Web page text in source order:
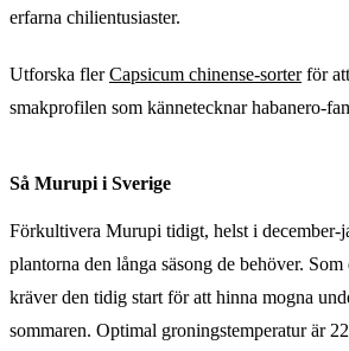
erfarna chilientusiaster.
Utforska flerCapsicum chinense-sorterför
smakprofilen som kännetecknar habanero-
Så Murupi i Sverige
Förkultivera Murupi tidigt, helst i december-
plantorna den långa säsong de behöver.
kräver den tidig start för att hinna mogna
sommaren. Optimal groningstemperatur är